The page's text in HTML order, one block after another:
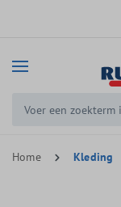
Home Kleding